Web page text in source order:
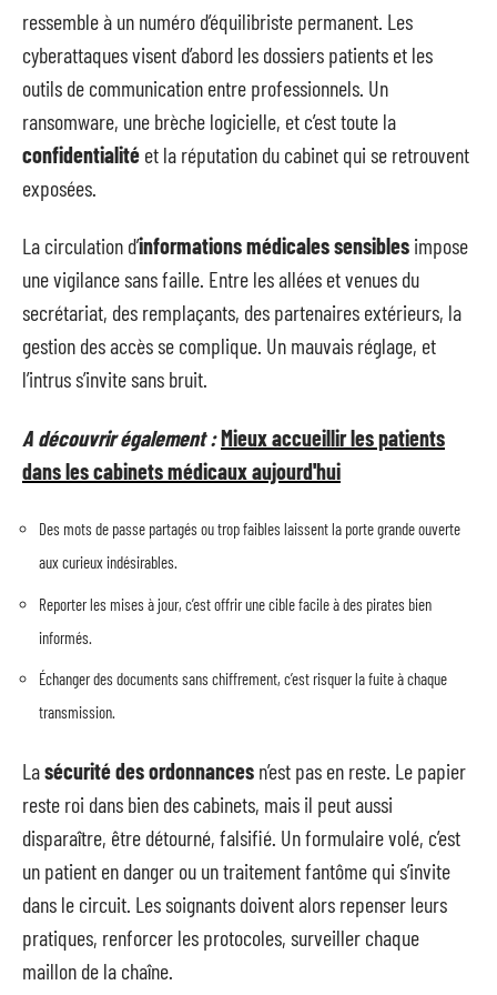
ressemble à un numéro d’équilibriste permanent. Les
cyberattaques visent d’abord les dossiers patients et les
outils de communication entre professionnels. Un
ransomware, une brèche logicielle, et c’est toute la
confidentialité et la réputation du cabinet qui se retrouvent
exposées.
La circulation d’informations médicales sensibles impose
une vigilance sans faille. Entre les allées et venues du
secrétariat, des remplaçants, des partenaires extérieurs, la
gestion des accès se complique. Un mauvais réglage, et
l’intrus s’invite sans bruit.
A découvrir également :Mieux accueillir les patients
dans les cabinets médicaux aujourd'hui
Des mots de passe partagés ou trop faibles laissent la porte grande ouverte
aux curieux indésirables.
Reporter les mises à jour, c’est offrir une cible facile à des pirates bien
informés.
Échanger des documents sans chiffrement, c’est risquer la fuite à chaque
transmission.
Lasécurité des ordonnances n’est pas en reste. Le papier
reste roi dans bien des cabinets, mais il peut aussi
disparaître, être détourné, falsifié. Un formulaire volé, c’est
un patient en danger ou un traitement fantôme qui s’invite
dans le circuit. Les soignants doivent alors repenser leurs
pratiques, renforcer les protocoles, surveiller chaque
maillon de la chaîne.